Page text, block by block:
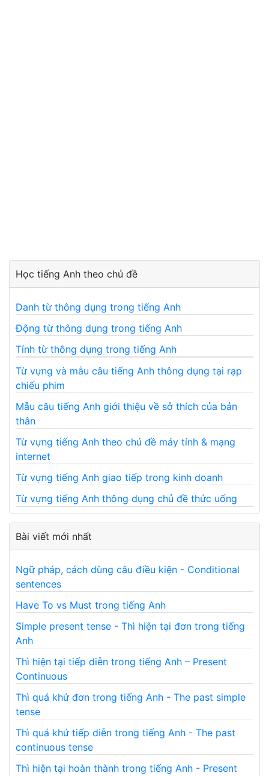
Học tiếng Anh theo chủ đề
Danh từ thông dụng trong tiếng Anh
Động từ thông dụng trong tiếng Anh
Tính từ thông dụng trong tiếng Anh
Từ vựng và mẫu câu tiếng Anh thông dụng tại rạp
chiếu phim
Mẫu câu tiếng Anh giới thiệu về sở thích của bản
thân
Từ vựng tiếng Anh theo chủ đề máy tính & mạng
internet
Từ vựng tiếng Anh giao tiếp trong kinh doanh
Từ vựng tiếng Anh thông dụng chủ đề thức uống
Bài viết mới nhất
Ngữ pháp, cách dùng câu điều kiện - Conditional
sentences
Have To vs Must trong tiếng Anh
Simple present tense - Thì hiện tại đơn trong tiếng
Anh
Thì hiện tại tiếp diễn trong tiếng Anh – Present
Continuous
Thì quá khứ đơn trong tiếng Anh - The past simple
tense
Thì quá khứ tiếp diễn trong tiếng Anh - The past
continuous tense
Thì hiện tại hoàn thành trong tiếng Anh - Present